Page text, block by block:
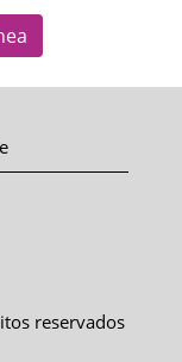
reservados